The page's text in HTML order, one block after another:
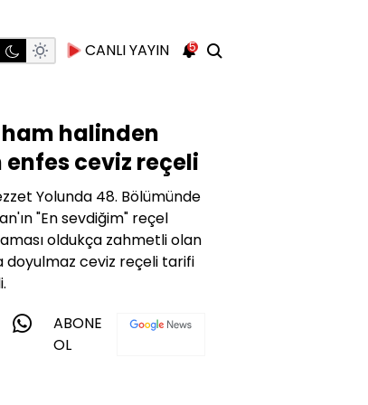
CANLI YAYIN 5
halinden
enfes ceviz reçeli
Yolunda 48. Bölümünde
"En sevdiğim" reçel
oldukça zahmetli olan
doyulmaz ceviz reçeli tarifi
ABONE
OL